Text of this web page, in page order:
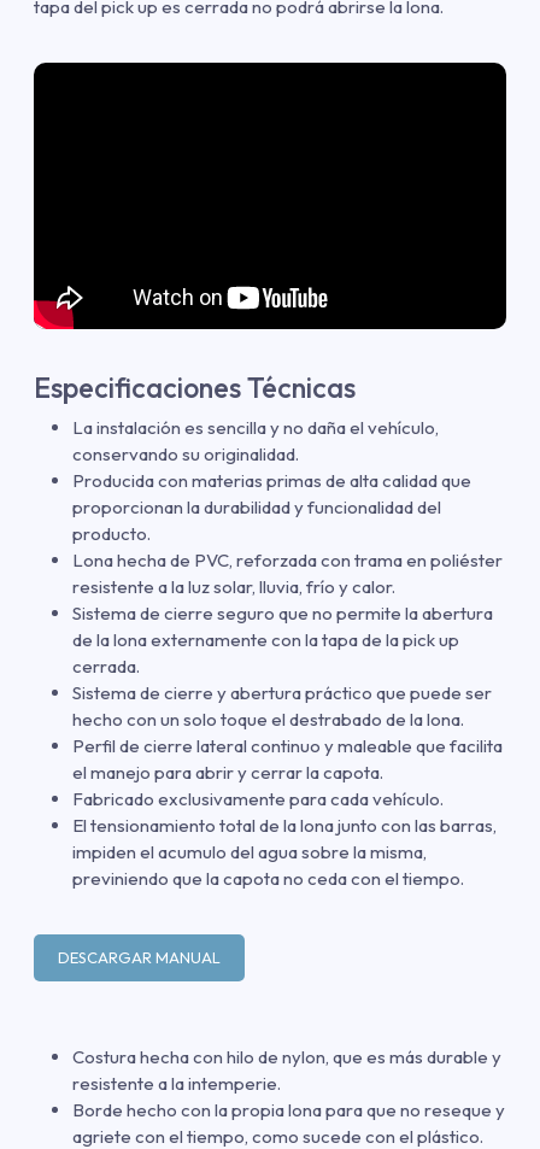
tapa del pick up es cerrada no podrá abrirse la lona.
Especificaciones Técnicas
La instalación es sencilla y no daña el vehículo,
conservando su originalidad.
Producida con materias primas de alta calidad que
proporcionan la durabilidad y funcionalidad del
producto.
Lona hecha de PVC, reforzada con trama en poliéster
resistente a la luz solar, lluvia, frío y calor.
Sistema de cierre seguro que no permite la abertura
de la lona externamente con la tapa de la pick up
cerrada.
Sistema de cierre y abertura práctico que puede ser
hecho con un solo toque el destrabado de la lona.
Perfil de cierre lateral continuo y maleable que facilita
el manejo para abrir y cerrar la capota.
Fabricado exclusivamente para cada vehículo.
El tensionamiento total de la lona junto con las barras,
impiden el acumulo del agua sobre la misma,
previniendo que la capota no ceda con el tiempo.
DESCARGAR MANUAL
Costura hecha con hilo de nylon, que es más durable y
resistente a la intemperie.
Borde hecho con la propia lona para que no reseque y
agriete con el tiempo, como sucede con el plástico.